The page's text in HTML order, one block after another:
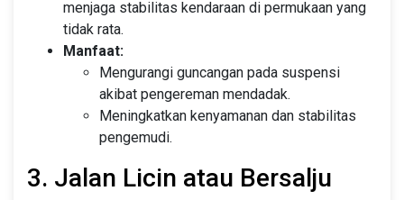
menjaga stabilitas kendaraan di permukaan yang
tidak rata.
Manfaat:
Mengurangi guncangan pada suspensi
akibat pengereman mendadak.
Meningkatkan kenyamanan dan stabilitas
pengemudi.
3. Jalan Licin atau Bersalju